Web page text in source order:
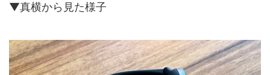
▼真横から見た様子